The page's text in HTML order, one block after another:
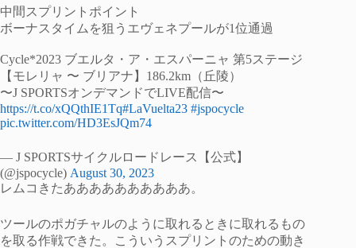
中間スプリントポイント
ボーナスタイムを狙うエヴェネプールが1位通過
Cycle*2023 ブエルタ・ア・エスパーニャ 第5ステージ
【モレリャ 〜 ブリアナ】186.2km（丘陵）
〜J SPORTSオンデマンドでLIVE配信〜
https://t.co/xQQthIE1Tq#LaVuelta23 #jspocycle
pic.twitter.com/HD3EsJQm74
— J SPORTSサイクルロードレース【公式】
(@jspocycle) August 30, 2023
レムコきたああああああああああ。
ツールのポガチャルのように取れるときに取れるもの
を取る作戦できた。こういうスプリントのための動き